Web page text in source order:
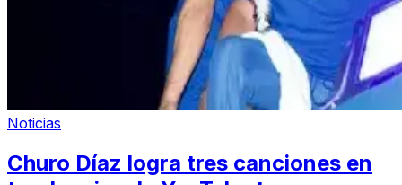
Noticias
Churo Díaz logra tres canciones en